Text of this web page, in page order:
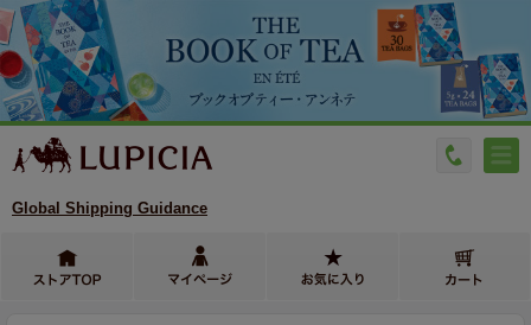
Global Shipping Guidance